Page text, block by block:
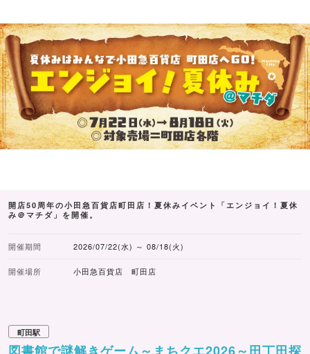
開店50周年の小田急百貨店町田店！夏休みイベント「エンジョイ！夏休
み＠マチダ」を開催。
開催期間 2026/07/22(水) ～ 08/18(火)
開催場所 小田急百貨店 町田店
町田駅